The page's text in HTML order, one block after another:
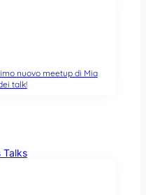
nuovo meetup di Mia
talk!
Talks